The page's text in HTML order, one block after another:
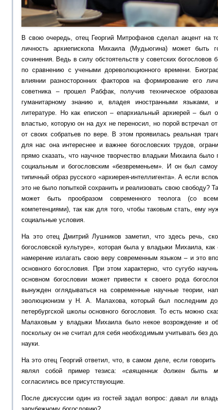
В свою очередь, отец Георгий Митрофанов сделал акцент на
личность архиепископа Михаила (Мудьюгина) может быть
сочинения. Ведь в силу обстоятельств у советских богословов
по сравнению с учеными дореволюционного времени.
влиянии разносторонних факторов на формирование его
советника – прошел Рабфак, получив техническое
гуманитарному знанию и, владея иностранными языками,
литературе. Но как епископ – епархиальный архиерей – был
властью, которую он на дух не переносил, но порой встречал
от своих собратьев по вере. В этом проявилась реальная
для нас она интереснее и важнее богословских трудов,
прямо сказать, что научное творчество владыки Михаила
социальным и богословским «безвременьем». И он был
типичный образ русского «архиерея-интеллигента». А если
это не было попыткой сохранить и реализовать свою свободу?
может быть прообразом современного теолога (со
компетенциями), так как для того, чтобы таковым стать, ему
социальные условия.
На это отец Дмитрий Лушников заметил, что здесь речь,
богословской культуре», которая была у владыки Михаила,
намерение излагать свою веру современным языком – и это
основного богословия. При этом характерно, что сугубо
основном богословии может привести к своего рода
вынужден оглядываться на современные научные теории,
эволюционизм у Н. А. Малахова, который был последним
петербургской школы основного богословия. То есть можно
Малаховым у владыки Михаила было некое возрождение и
поскольку он не считал для себя необходимым учитывать без
науки.
На это отец Георгий ответил, что, в самом деле, если
являл собой пример тезиса:«священник должен быть
согласились все присутствующие.
После дискуссии один из гостей задал вопрос: давал ли